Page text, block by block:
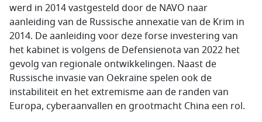
werd in 2014 vastgesteld door de NAVO naar
aanleiding van de Russische annexatie van de Krim in
2014. De aanleiding voor deze forse investering van
het kabinet is volgens de Defensienota van 2022 het
gevolg van regionale ontwikkelingen. Naast de
Russische invasie van Oekraïne spelen ook de
instabiliteit en het extremisme aan de randen van
Europa, cyberaanvallen en grootmacht China een rol.